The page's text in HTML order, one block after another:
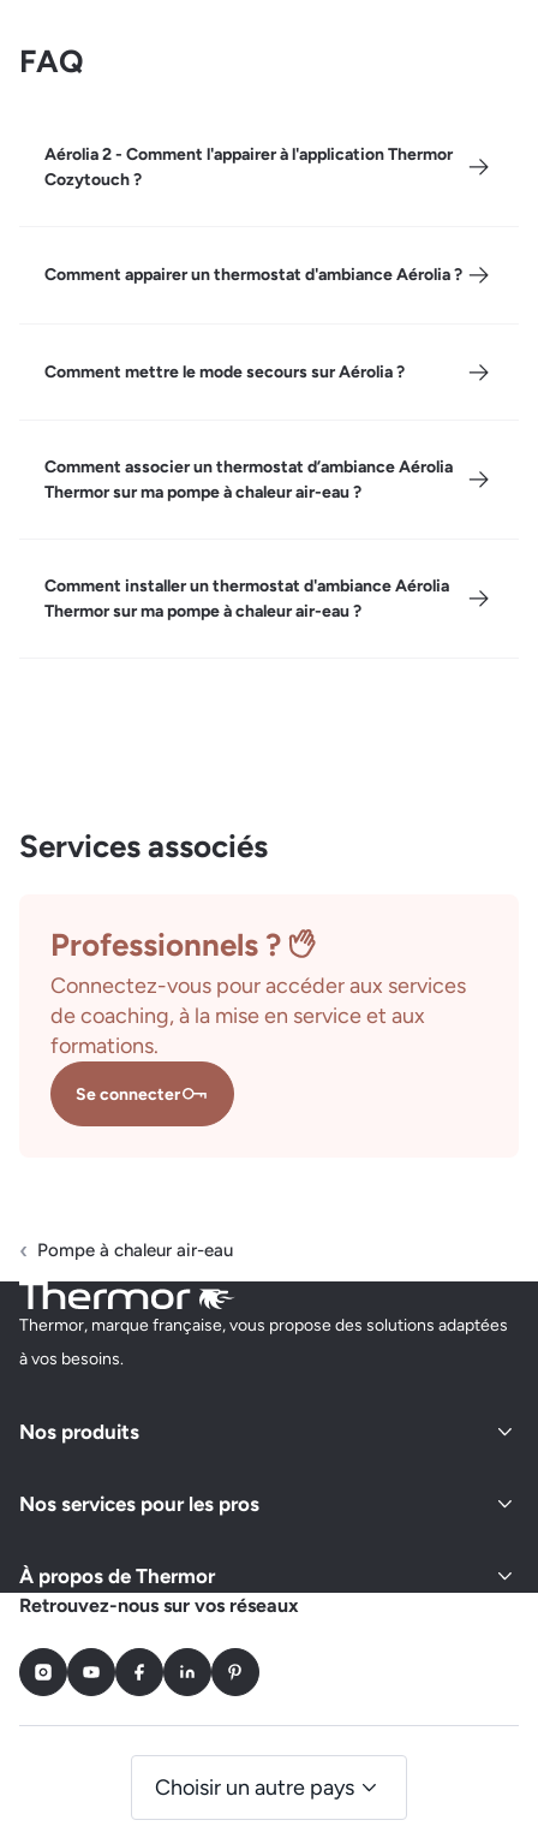
FAQ
Aérolia 2 - Comment l'appairer à l'application Thermor
Cozytouch ?
Comment appairer un thermostat d'ambiance Aérolia ?
Comment mettre le mode secours sur Aérolia ?
Comment associer un thermostat d’ambiance Aérolia
Thermor sur ma pompe à chaleur air-eau ?
Comment installer un thermostat d'ambiance Aérolia
Thermor sur ma pompe à chaleur air-eau ?
Services associés
Professionnels ?
Connectez-vous pour accéder aux services
de coaching, à la mise en service et aux
formations.
Se connecter
Pompe à chaleur air-eau
Thermor, marque française, vous propose des solutions adaptées
à vos besoins.
Nos produits
Nos services pour les pros
À propos de Thermor
Retrouvez-nous sur vos réseaux
InstagramYoutubeFacebookLinkedInPinterest
Choisir un autre pays